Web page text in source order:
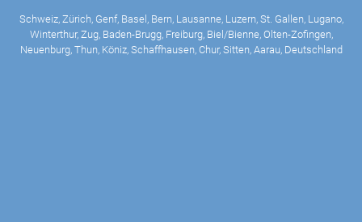
Schweiz, Zürich, Genf, Basel, Bern, Lausanne, Luzern, St. Gallen, Lugano,
Winterthur, Zug, Baden-Brugg, Freiburg, Biel/Bienne, Olten-Zofingen,
Neuenburg, Thun, Köniz, Schaffhausen, Chur, Sitten, Aarau, Deutschland